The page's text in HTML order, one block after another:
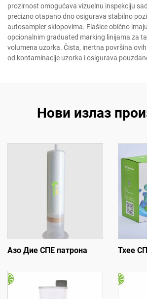
prozirnost omogućava vizuelnu inspekciju
precizno otapano dno osigurava stabilno
autosampler sklopovima. Flašice obično
opcionalnim graduated marking linijama za
volumena uzorka. Čista, inertna površina
od kontaminacije uzorka i osigurava
Нови излаз
Азо Дие СПЕ патрона Тхее